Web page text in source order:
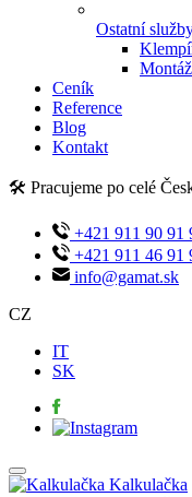
Ostatní
Ceník
Reference
Blog
Kontakt
🛠️ Pracujeme po celé
+421 911 90 91
+421 911 46 91
info@gamat.sk
CZ
IT
SK
Kalkulačka